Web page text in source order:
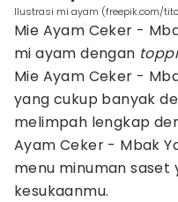
Ilustrasi mi ayam (freepik.com/
Mie Ayam Ceker -
mi ayam dengan
Mie Ayam Ceker -
yang cukup banyak
melimpah lengkap
Ayam Ceker - Mbak
menu minuman saset
kesukaanmu.